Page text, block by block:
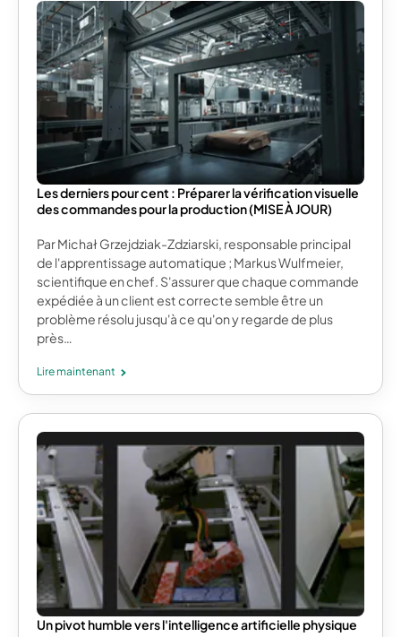
Les derniers pour cent : Préparer la vérification visuelle
des commandes pour la production (MISE À JOUR)
Par Michał Grzejdziak-Zdziarski, responsable principal
de l'apprentissage automatique ; Markus Wulfmeier,
scientifique en chef. S'assurer que chaque commande
expédiée à un client est correcte semble être un
problème résolu jusqu'à ce qu'on y regarde de plus
près…
Lire maintenant
Un pivot humble vers l'intelligence artificielle physique